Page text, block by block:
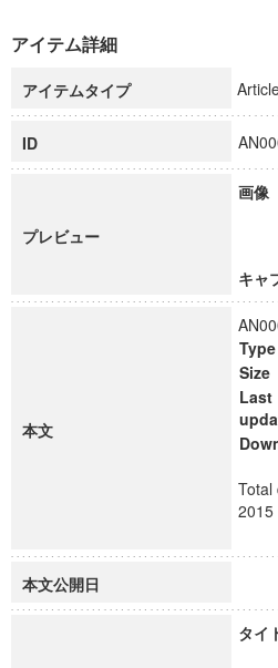
科学研究費補助金研究成果報
慶應義塾大学グローバル
慶應義塾大学グローバル
博士課程教育リーディング
学術雑誌掲載論文等(8)
アイテム詳細
アイテムタイプ
ID
プレビュー
画像
キャ
本文
Type
Size
Last
Total
2015
本文公開日
タイ